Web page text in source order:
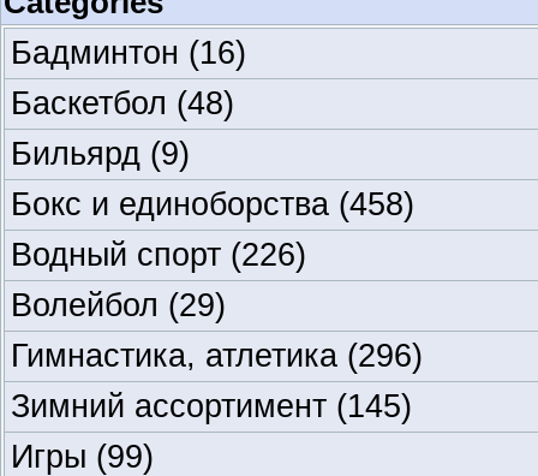
Бадминтон (16)
Баскетбол (48)
Бильярд (9)
Бокс и единоборства (458)
Водный спорт (226)
Волейбол (29)
Гимнастика, атлетика (296)
Зимний ассортимент (145)
Игры (99)